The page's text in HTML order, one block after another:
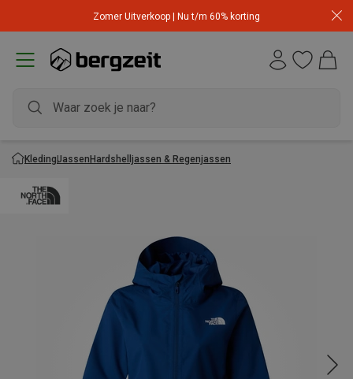
Zomer Uitverkoop | Nu t/m 60% korting
KledingJassenHardshelljassen & Regenjassen